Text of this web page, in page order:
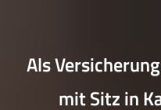
Als
mit Sitz in